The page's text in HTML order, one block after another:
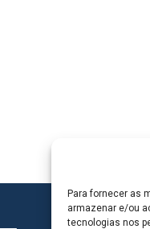
Para fornecer as
armazenar e/ou
tecnologias nos